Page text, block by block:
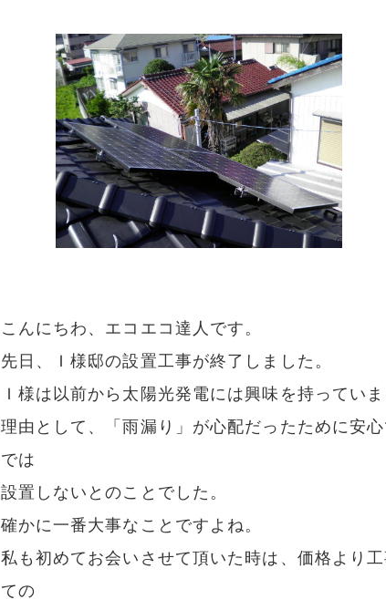
こんにちわ、エコエコ達人です。
先日、Ｉ様邸の設置工事が終了しました。
Ｉ様は以前から太陽光発電には興味を持ってい
理由として、「雨漏り」が心配だったために安
では
設置しないとのことでした。
確かに一番大事なことですよね。
私も初めてお会いさせて頂いた時は、価格より
ての